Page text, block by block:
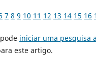
7 8 9 10 11 12 13 14 15 16
iniciar uma pesquisa
este artigo.